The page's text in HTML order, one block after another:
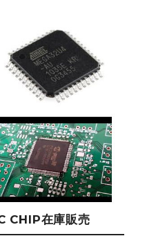
CHIP在庫販売